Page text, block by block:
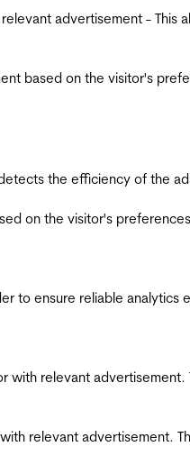
advertisement -
based on the visitor's
the efficiency of the
on the visitor's
to ensure reliable analytics
relevant
relevant advertisement.